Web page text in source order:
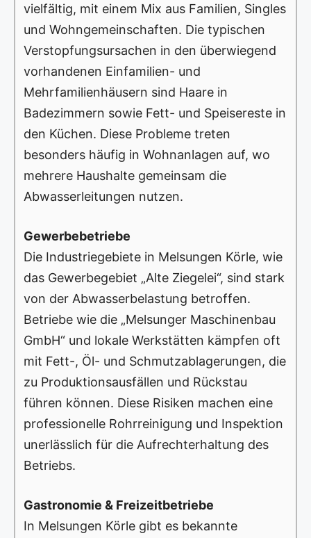
vielfältig, mit einem Mix aus Familien, Singles
und Wohngemeinschaften. Die typischen
Verstopfungsursachen in den überwiegend
vorhandenen Einfamilien- und
Mehrfamilienhäusern sind Haare in
Badezimmern sowie Fett- und Speisereste in
den Küchen. Diese Probleme treten
besonders häufig in Wohnanlagen auf, wo
mehrere Haushalte gemeinsam die
Abwasserleitungen nutzen.
Gewerbebetriebe
Die Industriegebiete in Melsungen Körle, wie
das Gewerbegebiet „Alte Ziegelei“, sind stark
von der Abwasserbelastung betroffen.
Betriebe wie die „Melsunger Maschinenbau
GmbH“ und lokale Werkstätten kämpfen oft
mit Fett-, Öl- und Schmutzablagerungen, die
zu Produktionsausfällen und Rückstau
führen können. Diese Risiken machen eine
professionelle Rohrreinigung und Inspektion
unerlässlich für die Aufrechterhaltung des
Betriebs.
Gastronomie & Freizeitbetriebe
In Melsungen Körle gibt es bekannte